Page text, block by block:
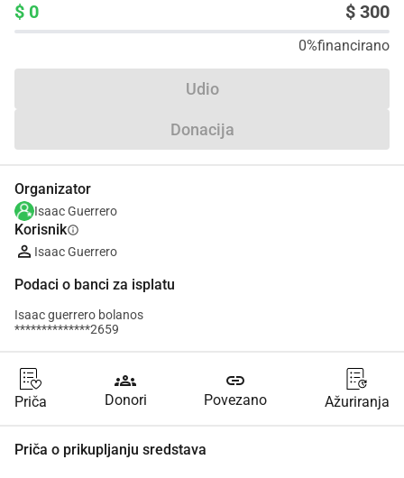
$ 0 $ 300
0%financirano
Udio
Donacija
Organizator
Isaac Guerrero
Korisnikinfo
Isaac Guerrero
Podaci o banci za isplatu
Isaac guerrero bolanos
**************2659
Priča
groups
Donori
link
Povezano Ažuriranja
Priča o prikupljanju sredstava